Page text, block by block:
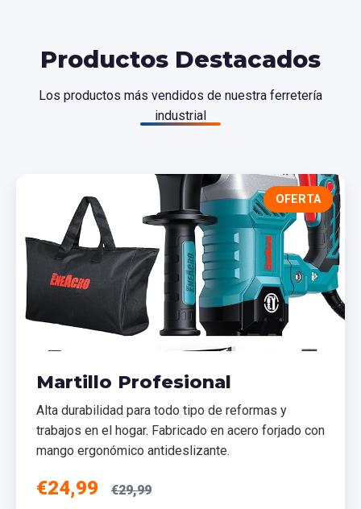
Productos Destacados
Los productos más vendidos de nuestra ferretería
industrial
OFERTA
Martillo Profesional
Alta durabilidad para todo tipo de reformas y
trabajos en el hogar. Fabricado en acero forjado con
mango ergonómico antideslizante.
€24,99 €29,99